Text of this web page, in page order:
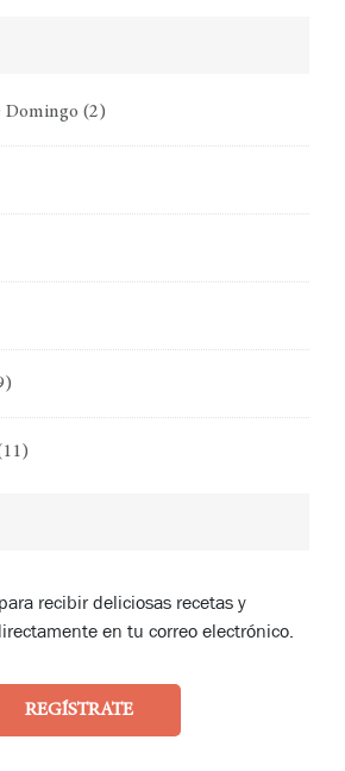
Domingo (2)
recibir deliciosas recetas y
en tu correo electrónico.
REGÍSTRATE